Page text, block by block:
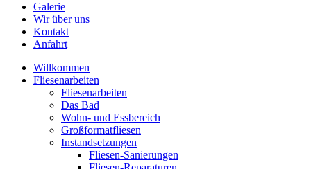
Galerie
Wir über uns
Kontakt
Anfahrt
Willkommen
Fliesenarbeiten
Fliesenarbeiten
Das Bad
Wohn- und Essbereich
Großformatfliesen
Instandsetzungen
Fliesen-Sanierungen